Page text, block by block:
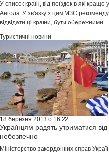
У список країн, від поїздок в які
Ангола. У зв'язку з цим МЗС
відвідати ці країни, бути обережними.
Туристичні новини
18 березня 2013 о 16:22
Українцям радять утриматися
небезпечно
Міністерство закордонних справ